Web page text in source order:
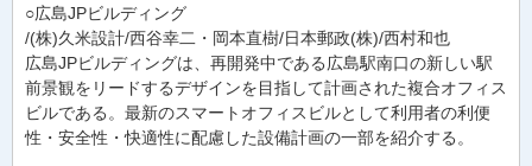
○広島JPビルディング
/(株)久米設計/西谷幸二・岡本直樹/日本郵政(株)/西村和也
広島JPビルディングは、再開発中である広島駅南口の新しい駅
前景観をリードするデザインを目指して計画された複合オフィス
ビルである。最新のスマートオフィスビルとして利用者の利便
性・安全性・快適性に配慮した設備計画の一部を紹介する。